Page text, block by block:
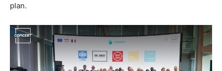
plan.